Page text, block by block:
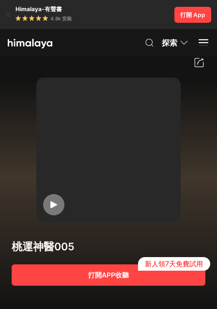
Himalaya-有聲書
4.8k 安裝
打開 App
探索
桃運神醫005
打開APP收聽
新人領7天免費試用